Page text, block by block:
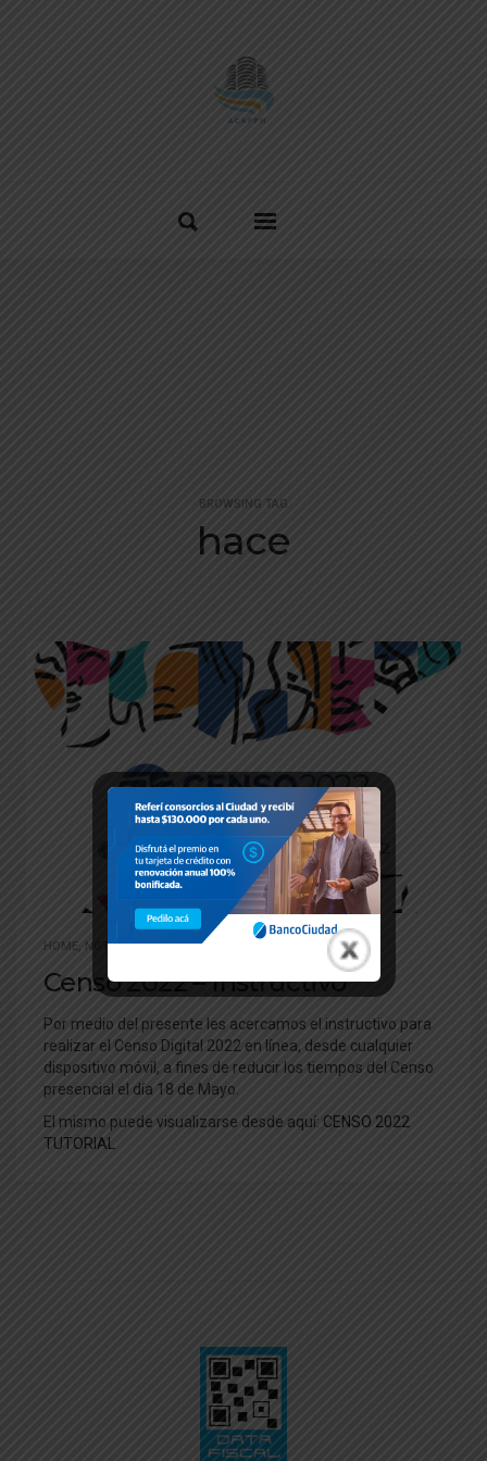
BROWSING TAG
hace
HOME, NOTICIAS
Censo 2022 – Instructivo
Por medio del presente les acercamos el instructivo para
realizar el Censo Digital 2022 en línea, desde cualquier
dispositivo móvil, a fines de reducir los tiempos del Censo
presencial el día 18 de Mayo.
El mismo puede visualizarse desde aquí: CENSO 2022
TUTORIAL